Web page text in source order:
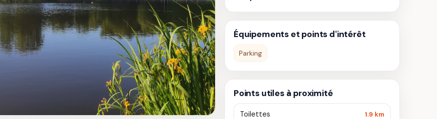
Équipements et points d'intérêt
Parking
Points utiles à proximité
Toilettes 1.9 km